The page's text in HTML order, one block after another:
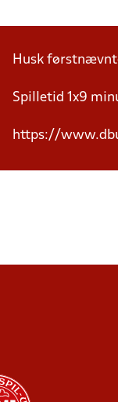
Husk
Spilletid 1x9
https://